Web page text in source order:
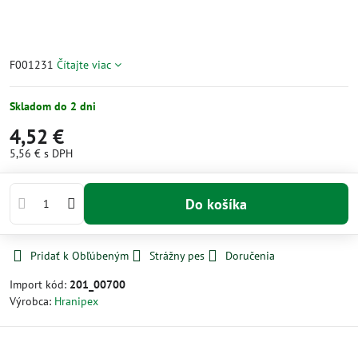
F001231 Čítajte viac
Skladom do 2 dni
4,52 €
5,56 € s DPH
Do košíka
Pridať k Obľúbeným Strážny pes
Doručenia
Import kód: 201_00700
Výrobca: Hranipex